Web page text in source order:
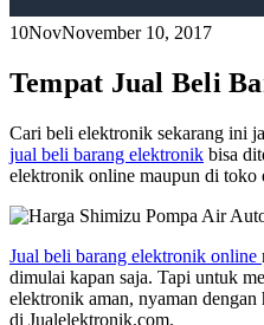
10NovNovember 10, 2017
Tempat Jual Beli
Cari beli elektronik sekarang ini
jual beli barang elektronik bisa
elektronik online maupun di toko
Jual beli barang elektronik online
dimulai kapan saja. Tapi untuk
elektronik aman, nyaman
di Jualelektronik.com.